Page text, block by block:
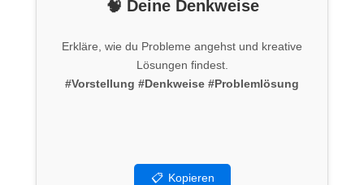
🧠 Deine Denkweise
Erkläre, wie du Probleme angehst und kreative
Lösungen findest.
#Vorstellung #Denkweise #Problemlösung
📋 Kopieren